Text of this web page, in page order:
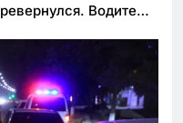
Водитель